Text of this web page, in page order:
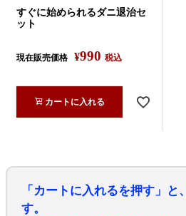
すぐに始められるダニ退治セ
ット
現在販売価格 ¥990 税込
カートに入れる
「カートに入れるを押す」と
す。